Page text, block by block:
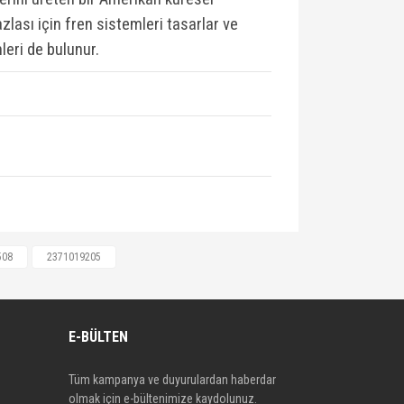
için fren sistemleri tasarlar ve
de bulunur.
77365468, 77365623,
93189816, 95511321,
KRV07010021,
2371019205
E-BÜLTEN
Tüm kampanya ve duyurulardan haberdar
olmak için e-bültenimize kaydolunuz.